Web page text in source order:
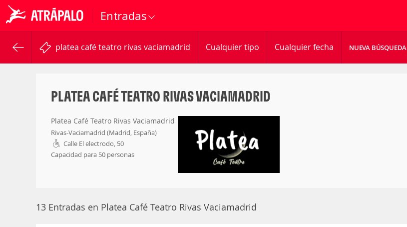
Entradas
platea café teatro rivas vaciamadrid Cualquier tipo Cualquier fecha NUEVA BÚSQUEDA
PLATEA CAFÉ TEATRO RIVAS VACIAMADRID
Platea Café Teatro Rivas Vaciamadrid
Rivas-Vaciamadrid (Madrid, España)
Calle El electrodo, 50
Capacidad para 50 personas
13 Entradas en Platea Café Teatro Rivas Vaciamadrid